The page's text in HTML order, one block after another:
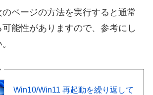
ページの方法を実行すると通常
能性がありますので、参考にし
Win10/Win11 再起動を繰り返して